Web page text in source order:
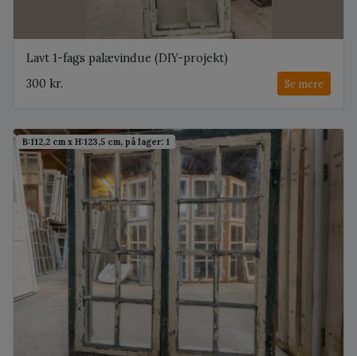
Lavt 1-fags palævindue (DIY-projekt)
300 kr.
Se mere
B:112,2 cm x H:123,5 cm, på lager: 1